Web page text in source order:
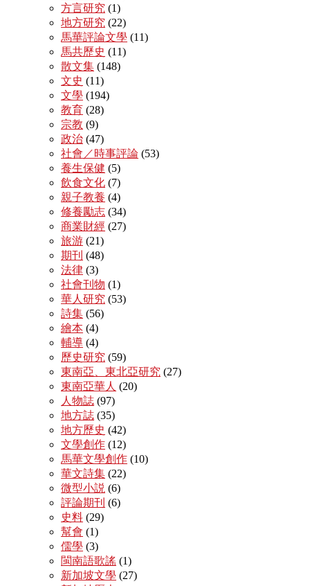
方言研究 (1)
地方研究 (22)
馬華評論文學 (11)
馬共歷史 (11)
散文集 (148)
文史 (11)
文學 (194)
教育 (28)
宗教 (9)
政治 (47)
社會／時事評論 (53)
養生保健 (5)
飲食文化 (7)
親子教養 (4)
修養勵志 (34)
商業財經 (27)
旅游 (21)
期刊 (48)
法律 (3)
社會刊物 (1)
華人研究 (53)
詩集 (56)
繪本 (4)
輔導 (4)
歷史研究 (59)
東南亞、東北亞研究 (27)
東南亞華人 (20)
人物誌 (97)
地方誌 (35)
地方歷史 (42)
文學創作 (12)
馬華文學創作 (10)
華文詩集 (22)
微型小説 (6)
評論期刊 (6)
史料 (29)
幫會 (1)
儒學 (3)
閩南語歌謠 (1)
新加坡文學 (27)